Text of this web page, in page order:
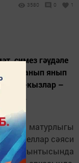
3580 0 1
симез гәүдәле
алсуланып янып
кызлар –
матурлыгы
озак еллар сәяси
йогынтысында